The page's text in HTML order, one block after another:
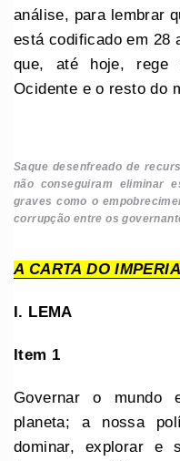
análise, para lembrar
está codificado em 28
que, até hoje, rege
Ocidente e o resto do
Saque desenfreado de
não conseguiram eliminar
graves como o
corrupção entre os
A CARTA DO
I. LEMA
Item 1
Governar o mundo
planeta; a nossa
dominar, explorar e